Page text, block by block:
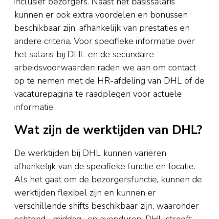
kunnen er ook extra voordelen en bonussen
beschikbaar zijn, afhankelijk van prestaties en
andere criteria. Voor specifieke informatie over
het salaris bij DHL en de secundaire
arbeidsvoorwaarden raden we aan om contact
op te nemen met de HR-afdeling van DHL of de
vacaturepagina te raadplegen voor actuele
informatie.
Wat zijn de werktijden van DHL?
De werktijden bij DHL kunnen variëren
afhankelijk van de specifieke functie en locatie.
Als het gaat om de bezorgersfunctie, kunnen de
werktijden flexibel zijn en kunnen er
verschillende shifts beschikbaar zijn, waaronder